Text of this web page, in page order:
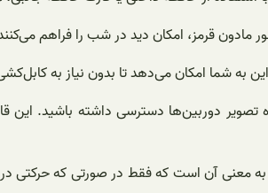
تصویر دوربین‌ها دسترسی داشته باشید.
معنی آن است که فقط در صورتی که حرکتی